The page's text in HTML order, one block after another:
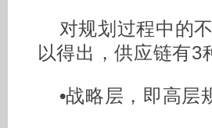
对规划过程中的
以得出，供应链有3
•战略层，即高层